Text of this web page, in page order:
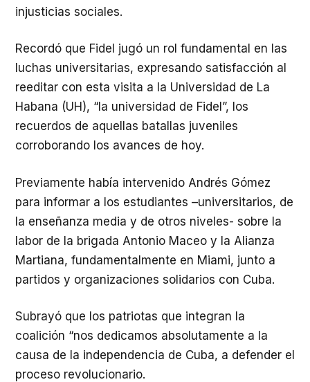
injusticias sociales.
Recordó que Fidel jugó un rol fundamental en las
luchas universitarias, expresando satisfacción al
reeditar con esta visita a la Universidad de La
Habana (UH), “la universidad de Fidel”, los
recuerdos de aquellas batallas juveniles
corroborando los avances de hoy.
Previamente había intervenido Andrés Gómez
para informar a los estudiantes –universitarios, de
la enseñanza media y de otros niveles- sobre la
labor de la brigada Antonio Maceo y la Alianza
Martiana, fundamentalmente en Miami, junto a
partidos y organizaciones solidarios con Cuba.
Subrayó que los patriotas que integran la
coalición “nos dedicamos absolutamente a la
causa de la independencia de Cuba, a defender el
proceso revolucionario.